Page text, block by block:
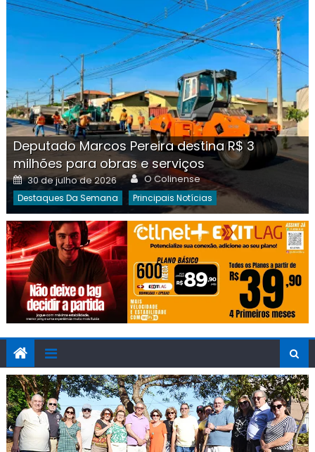
Deputado Marcos Pereira destina R$ 3
milhões para obras e serviços
Posted
on
30 de julho de 2026 Author
O Colinense
Destaques Da Semana Principais Notícias